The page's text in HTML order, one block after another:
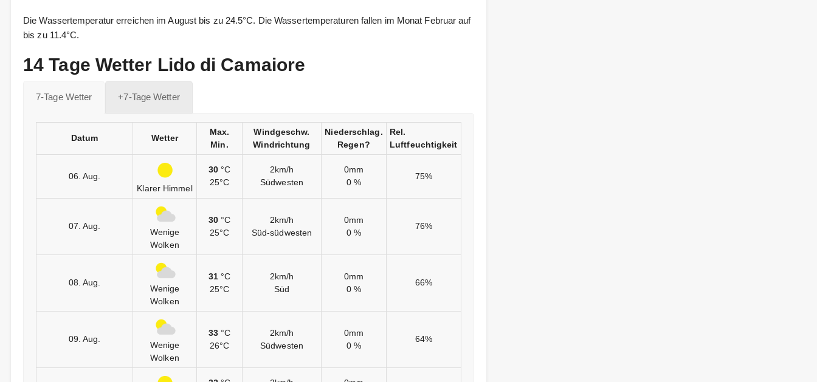
Die Wassertemperatur erreichen im August bis zu 24.5°C. Die Wassertemperaturen fallen im Monat Februar auf
bis zu 11.4°C.
14 Tage Wetter Lido di Camaiore
7-Tage Wetter +7-Tage Wetter
Datum Wetter
Max.
Min.
Windgeschw.
Windrichtung
Niederschlag.
Regen?
Rel.
Luftfeuchtigkeit
06. Aug.
Klarer Himmel
30 °C
25°C
2km/h
Südwesten
0mm
0 %
75%
07. Aug.
Wenige
Wolken
30 °C
25°C
2km/h
Süd-südwesten
0mm
0 %
76%
08. Aug.
Wenige
Wolken
31 °C
25°C
2km/h
Süd
0mm
0 %
66%
09. Aug.
Wenige
Wolken
33 °C
26°C
2km/h
Südwesten
0mm
0 %
64%